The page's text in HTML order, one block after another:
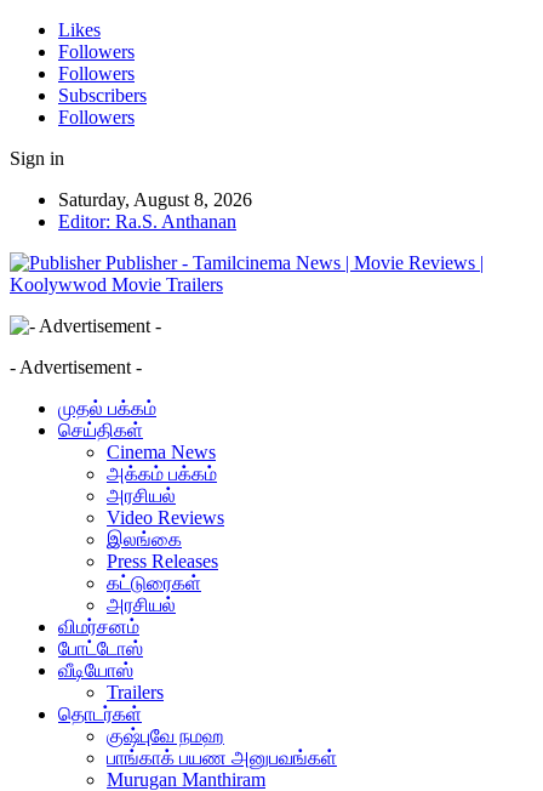
Likes
Followers
Followers
Subscribers
Followers
Sign in
Saturday, August 8, 2026
Editor: Ra.S. Anthanan
Publisher - Tamilcinema News | Movie Reviews |
Koolywwod Movie Trailers
- Advertisement -
முதல் பக்கம்
செய்திகள்
Cinema News
அக்கம் பக்கம்
அரசியல்
Video Reviews
இலங்கை
Press Releases
கட்டுரைகள்
அரசியல்
விமர்சனம்
போட்டோஸ்
வீடியோஸ்
Trailers
தொடர்கள்
குஷ்புவே நமஹ
பாங்காக் பயண அனுபவங்கள்
Murugan Manthiram